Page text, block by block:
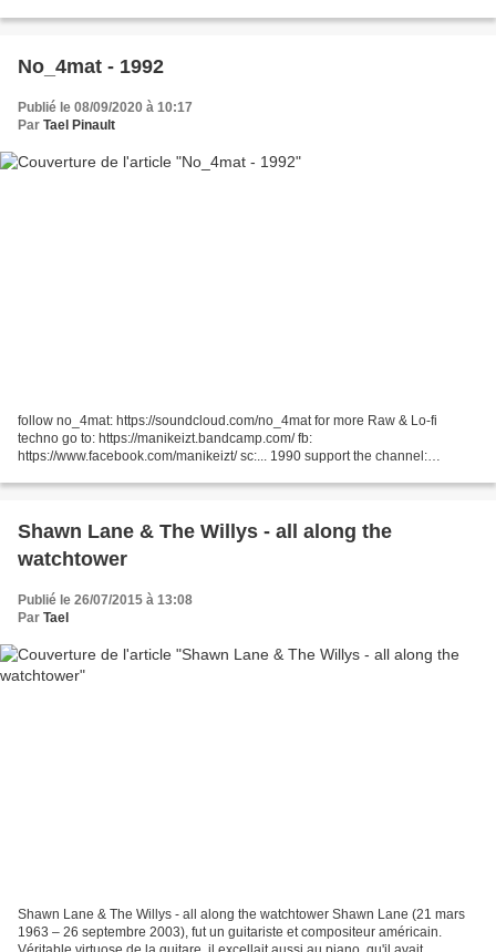
No_4mat - 1992
Publié le 08/09/2020 à 10:17
Par Tael Pinault
follow no_4mat: https://soundcloud.com/no_4mat for more Raw & Lo-fi
techno go to: https://manikeizt.bandcamp.com/ fb:
https://www.facebook.com/manikeizt/ sc:... 1990 support the channel:
https://soundcloud.com/computerdata...
Shawn Lane & The Willys - all along the
watchtower
Publié le 26/07/2015 à 13:08
Par Tael
Shawn Lane & The Willys - all along the watchtower Shawn Lane (21 mars
1963 – 26 septembre 2003), fut un guitariste et compositeur américain.